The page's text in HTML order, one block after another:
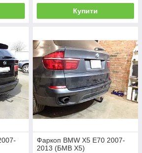
автомат на ключі
Купити
Фаркоп BMW X5 E70 2007-
2013 (БМВ Х5)